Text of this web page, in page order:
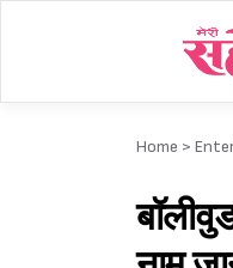
Home >